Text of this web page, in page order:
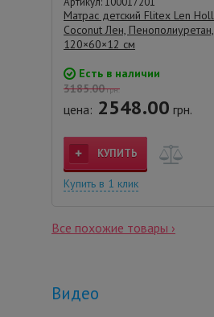
Матрас детский Flitex Len
Coconut Лен,
120×60×12 см
Есть в наличии
3185.00грн.
цена: 2548.00 грн.
КУПИТЬ
Купить в 1 клик
Все похожие товары ›
Видео